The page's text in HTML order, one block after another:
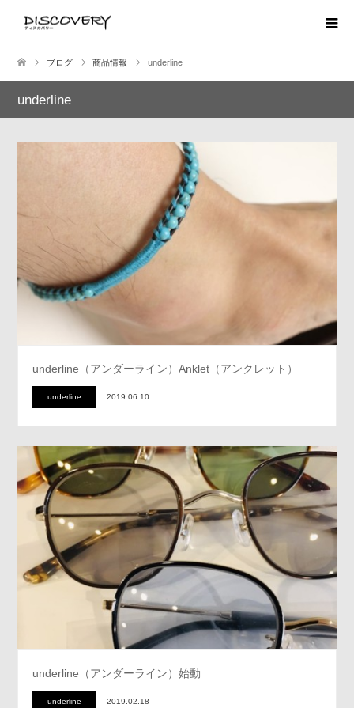
ブログ 商品情報 underline
underline
underline（アンダーライン）Anklet（アンクレット）
underline 2019.06.10
underline（アンダーライン）始動
underline 2019.02.18